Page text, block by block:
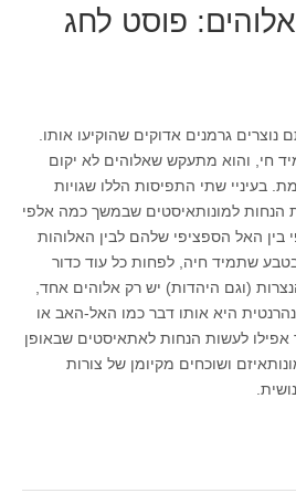
פוסט לחג
נוצרים גרמנים אדוקים שהוקיעו אותו.
חי, והוא מתעקש שאלוהים לא יקום
בעיניי שתי התפיסות הללו שגויות
הנחות למונותאיסטים שבמשך כמה אלפי
בין האל הספציפי שלהם לבין האלוהות
שתמיד חיה, לפחות כל עוד כדור
(וגם היהדות) יש רק אלוהים אחד,
היא אותו דבר כמו האל-האב או
לעשות הנחות לאתאיסטים שבאופן
ושוכחים מקיומן של צורות